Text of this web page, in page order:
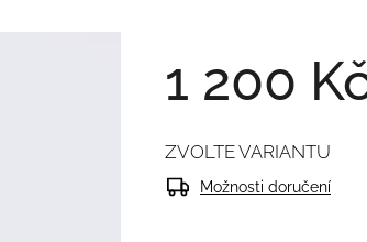
1 200
ZVOLTE VARIANTU
Možnosti doručení